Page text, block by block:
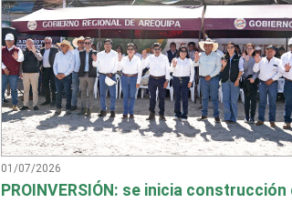
01/07/2026
PROINVERSIÓN: se inicia construcción